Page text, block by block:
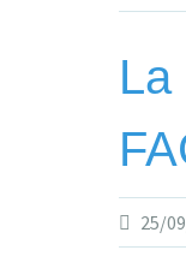
La
25/